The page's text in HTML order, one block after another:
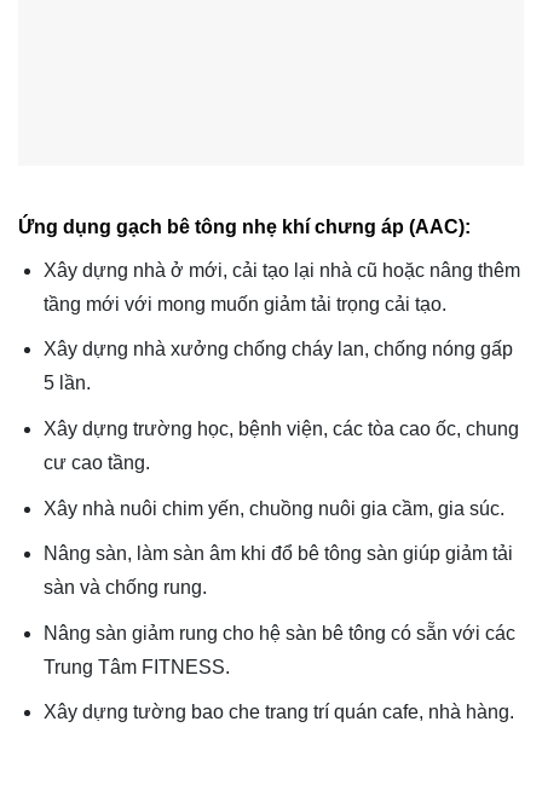
Ứng dụng gạch bê tông nhẹ khí chưng áp (AAC):
Xây dựng nhà ở mới, cải tạo lại nhà cũ hoặc nâng thêm
tầng mới với mong muốn giảm tải trọng cải tạo.
Xây dựng nhà xưởng chống cháy lan, chống nóng gấp
5 lần.
Xây dựng trường học, bệnh viện, các tòa cao ốc, chung
cư cao tầng.
Xây nhà nuôi chim yến, chuồng nuôi gia cầm, gia súc.
Nâng sàn, làm sàn âm khi đổ bê tông sàn giúp giảm tải
sàn và chống rung.
Nâng sàn giảm rung cho hệ sàn bê tông có sẵn với các
Trung Tâm FITNESS.
Xây dựng tường bao che trang trí quán cafe, nhà hàng.